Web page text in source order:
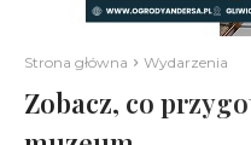
Strona główna Wydarzenia
Zobacz, co